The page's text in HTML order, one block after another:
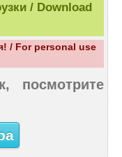
/ Download
/ For personal use
посмотрите